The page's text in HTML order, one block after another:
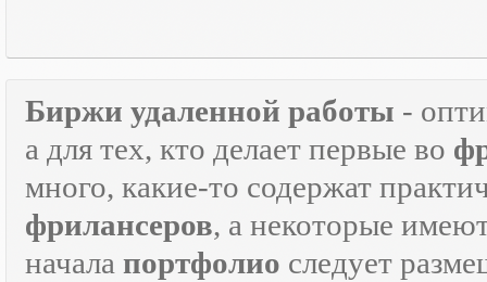
Биржи удаленной работы -
а для тех, кто делает первые во
много, какие-то содержат
фрилансеров, а некоторые
начала портфолио следует